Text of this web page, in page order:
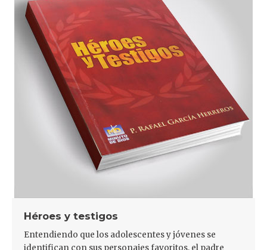
Héroes y testigos
Entendiendo que los adolescentes y jóvenes se
identifican con sus personajes favoritos, el padre